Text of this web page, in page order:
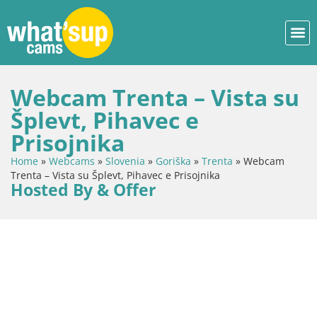
Webcam Trenta – Vista su
Šplevt, Pihavec e
Prisojnika
Home » Webcams » Slovenia » Goriška » Trenta » Webcam
Trenta – Vista su Šplevt, Pihavec e Prisojnika
Hosted By & Offer